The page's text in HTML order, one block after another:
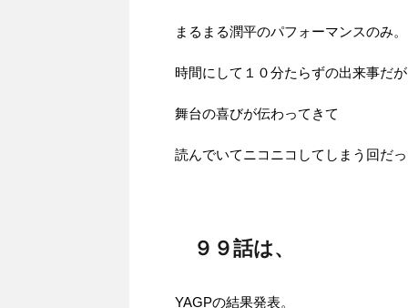
まるまる潤平のパフォーマンスのみ。
時間にして１０分たらずの出来事だが
舞台の喜びが伝わってきて
読んでいてニコニコしてしまう回だっ
９９話は、
YAGPの結果発表。